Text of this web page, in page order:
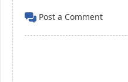
Post a Comment